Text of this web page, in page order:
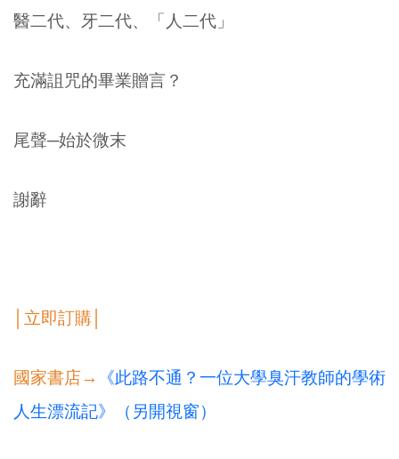
醫二代、牙二代、「人二代」
充滿詛咒的畢業贈言？
尾聲─始於微末
謝辭
│立即訂購│
國家書店→
《此路不通？一位大學臭汗教師的學術
人生漂流記》（另開視窗）